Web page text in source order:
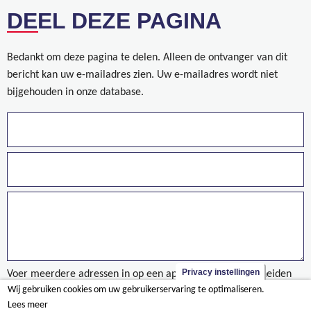
DEEL DEZE PAGINA
Bedankt om deze pagina te delen. Alleen de ontvanger van dit
bericht kan uw e-mailadres zien. Uw e-mailadres wordt niet
bijgehouden in onze database.
Voer meerdere adressen in op een aparte regels of gescheiden
door een komma.
Privacy instellingen
Wij gebruiken cookies om uw gebruikerservaring te optimaliseren.
Lees meer